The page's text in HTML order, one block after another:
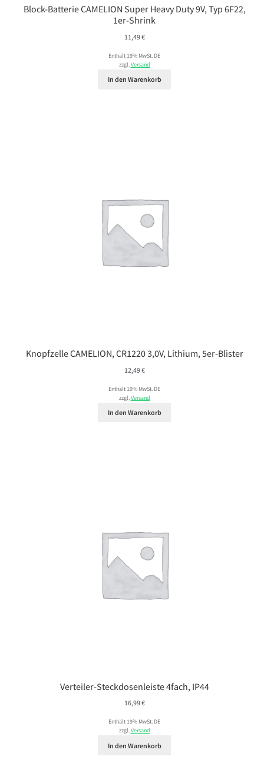
Block-Batterie CAMELION Super Heavy Duty 9V, Typ 6F22,
1er-Shrink
11,49€
Enthält 19% MwSt. DE
zzgl.Versand
In den Warenkorb
Knopfzelle CAMELION, CR1220 3,0V, Lithium, 5er-Blister
12,49€
Enthält 19% MwSt. DE
zzgl.Versand
In den Warenkorb
Verteiler-Steckdosenleiste 4fach, IP44
16,99€
Enthält 19% MwSt. DE
zzgl.Versand
In den Warenkorb